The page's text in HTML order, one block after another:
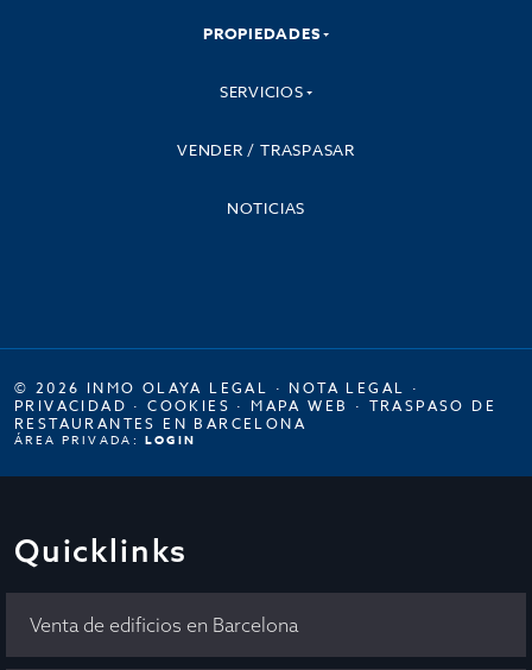
PROPIEDADES
SERVICIOS
VENDER / TRASPASAR
NOTICIAS
© 2026 INMO OLAYA LEGAL · NOTA LEGAL ·
PRIVACIDAD ·COOKIES · MAPA WEB · TRASPASO DE
RESTAURANTES EN BARCELONA
ÁREA PRIVADA: LOGIN
Quicklinks
Venta de edificios en Barcelona